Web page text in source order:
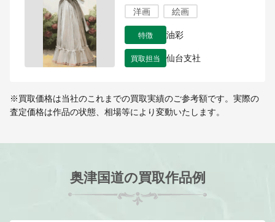
洋画 絵画
特徴 油彩
買取担当 仙台支社
※買取価格は当社のこれまでの買取実績のご参考額です。実際の
査定価格は作品の状態、相場等により変動いたします。
奥津国道の買取作品例